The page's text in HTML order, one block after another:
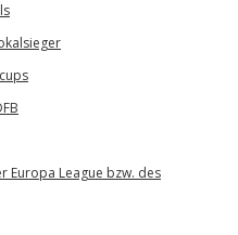
Europa League bzw. des